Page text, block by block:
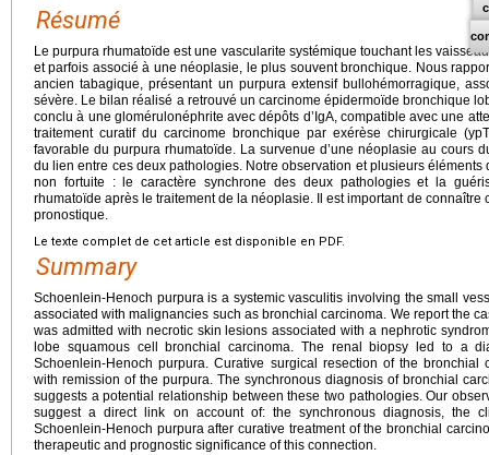
Résumé
Le purpura rhumatoïde est une vascularite systémique touchant les
et parfois associé à une néoplasie, le plus souvent bronchique. Nous
ancien tabagique, présentant un purpura extensif bullohémorragique,
sévère. Le bilan réalisé a retrouvé un carcinome épidermoïde bronchique
conclu à une glomérulonéphrite avec dépôts d’IgA, compatible avec une
traitement curatif du carcinome bronchique par exérèse chirurgicale
favorable du purpura rhumatoïde. La survenue d’une néoplasie au cours
du lien entre ces deux pathologies. Notre observation et plusieurs
non fortuite : le caractère synchrone des deux pathologies et la
rhumatoïde après le traitement de la néoplasie. Il est important de
pronostique.
Le texte complet de cet article est disponible en PDF.
Summary
Schoenlein-Henoch purpura is a systemic vasculitis involving the small
associated with malignancies such as bronchial carcinoma. We report the
was admitted with necrotic skin lesions associated with a nephrotic
lobe squamous cell bronchial carcinoma. The renal biopsy led to a
Schoenlein-Henoch purpura. Curative surgical resection of the bronchial
with remission of the purpura. The synchronous diagnosis of bronchial
suggests a potential relationship between these two pathologies. Our
suggest a direct link on account of: the synchronous diagnosis, the
Schoenlein-Henoch purpura after curative treatment of the bronchial
therapeutic and prognostic significance of this connection.